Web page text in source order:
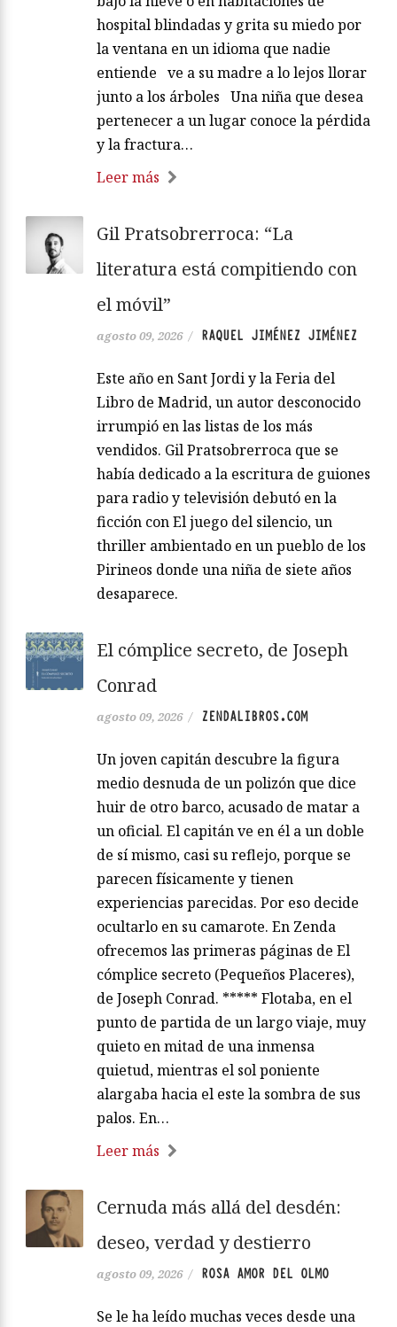
hospital blindadas y grita su miedo por
la ventana en un idioma que nadie
entiende ve a su madre a lo lejos llorar
junto a los árboles Una niña que desea
pertenecer a un lugar conoce la pérdida
y la fractura…
Leer más
Gil Pratsobrerroca: “La
literatura está compitiendo con
el móvil”
agosto 09, 2026 / RAQUEL JIMÉNEZ JIMÉNEZ
Este año en Sant Jordi y la Feria del
Libro de Madrid, un autor desconocido
irrumpió en las listas de los más
vendidos. Gil Pratsobrerroca que se
había dedicado a la escritura de guiones
para radio y televisión debutó en la
ficción con El juego del silencio, un
thriller ambientado en un pueblo de los
Pirineos donde una niña de siete años
desaparece.
El cómplice secreto, de Joseph
Conrad
agosto 09, 2026 / ZENDALIBROS.COM
Un joven capitán descubre la figura
medio desnuda de un polizón que dice
huir de otro barco, acusado de matar a
un oficial. El capitán ve en él a un doble
de sí mismo, casi su reflejo, porque se
parecen físicamente y tienen
experiencias parecidas. Por eso decide
ocultarlo en su camarote. En Zenda
ofrecemos las primeras páginas de El
cómplice secreto (Pequeños Placeres),
de Joseph Conrad. ***** Flotaba, en el
punto de partida de un largo viaje, muy
quieto en mitad de una inmensa
quietud, mientras el sol poniente
alargaba hacia el este la sombra de sus
palos. En…
Leer más
Cernuda más allá del desdén:
deseo, verdad y destierro
agosto 09, 2026 / ROSA AMOR DEL OLMO
Se le ha leído muchas veces desde una